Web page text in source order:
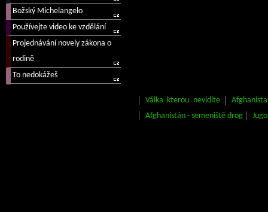
Válka kterou nevidíte
Afghanistán - semeniště drog